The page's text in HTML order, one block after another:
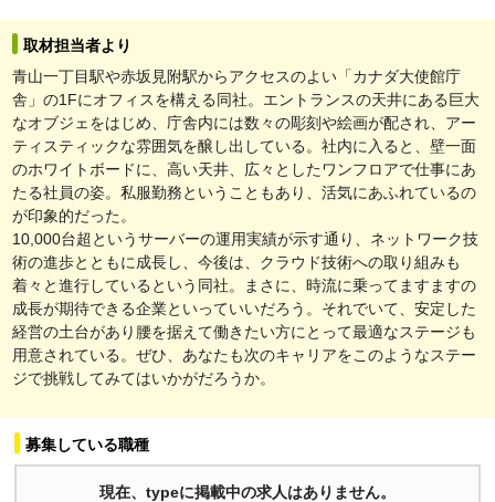
取材担当者より
青山一丁目駅や赤坂見附駅からアクセスのよい「カナダ大使館庁
舎」の1Fにオフィスを構える同社。エントランスの天井にある巨大
なオブジェをはじめ、庁舎内には数々の彫刻や絵画が配され、アー
ティスティックな雰囲気を醸し出している。社内に入ると、壁一面
のホワイトボードに、高い天井、広々としたワンフロアで仕事にあ
たる社員の姿。私服勤務ということもあり、活気にあふれているの
が印象的だった。
10,000台超というサーバーの運用実績が示す通り、ネットワーク技
術の進歩とともに成長し、今後は、クラウド技術への取り組みも
着々と進行しているという同社。まさに、時流に乗ってますますの
成長が期待できる企業といっていいだろう。それでいて、安定した
経営の土台があり腰を据えて働きたい方にとって最適なステージも
用意されている。ぜひ、あなたも次のキャリアをこのようなステー
ジで挑戦してみてはいかがだろうか。
募集している職種
現在、typeに掲載中の求人はありません。